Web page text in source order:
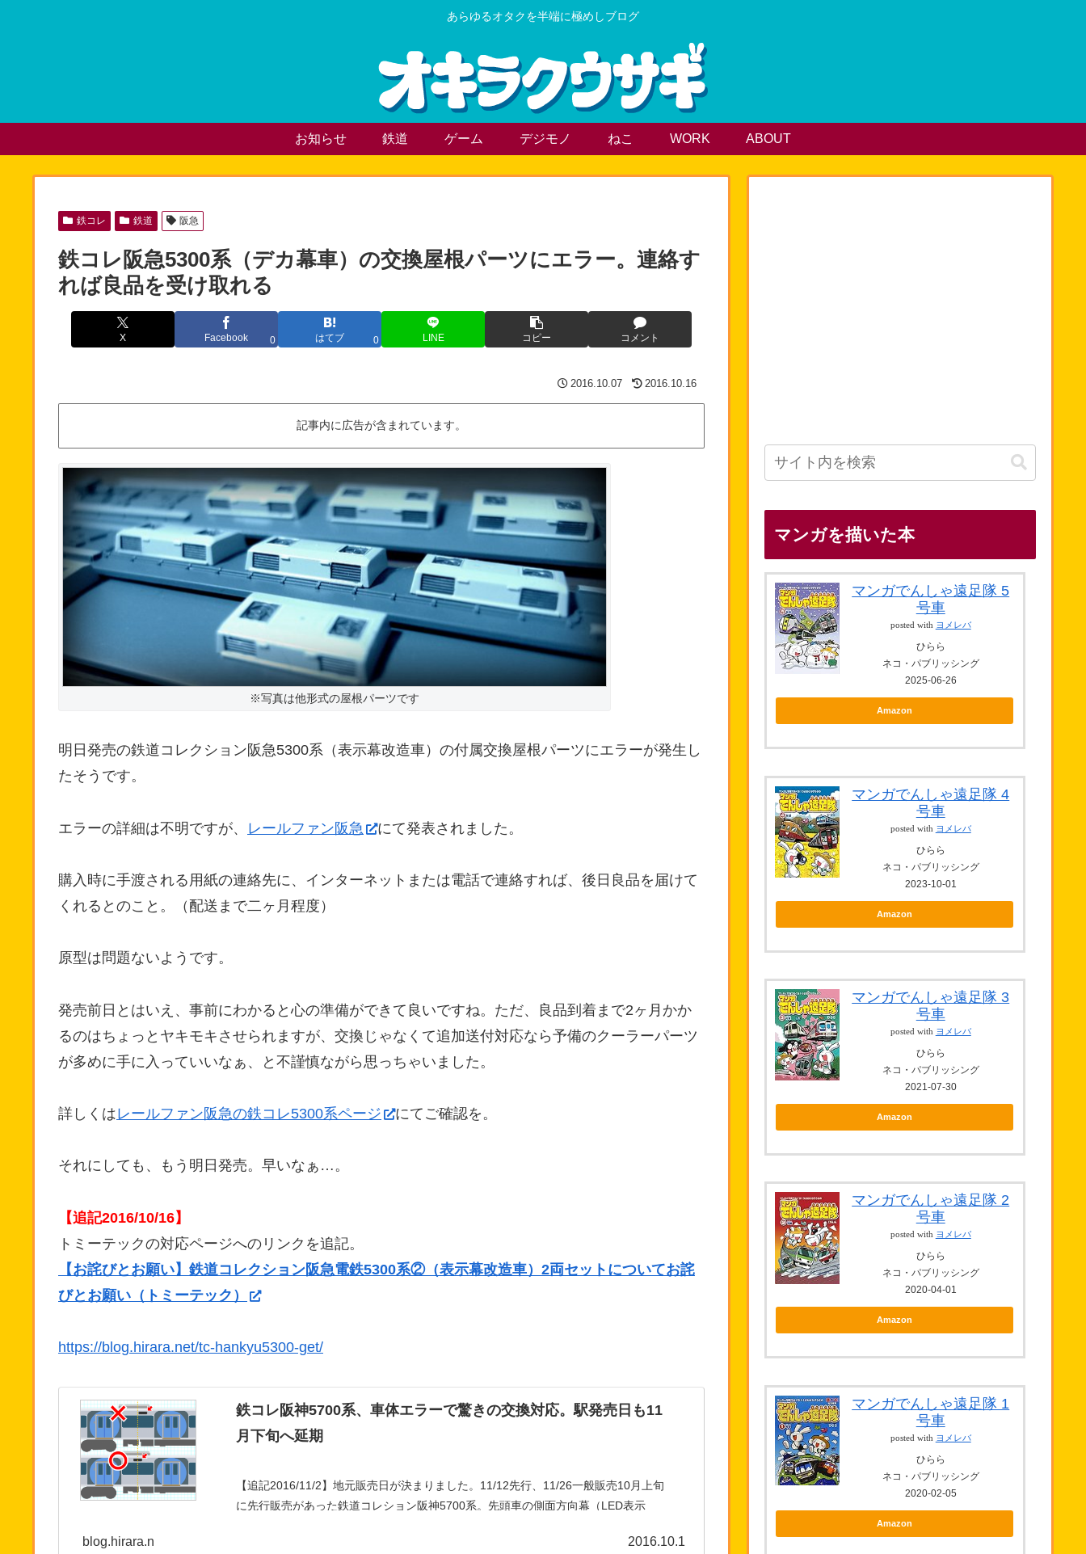
あらゆるオタクを半端に極めしブログ
お知らせ 鉄道 ゲーム デジモノ ねこ WORK ABOUT
鉄コレ 鉄道 阪急
鉄コレ阪急5300系（デカ幕車）の交換屋根パーツにエラー。連絡す
れば良品を受け取れる
X Facebook 0 はてブ 0 LINE コピー コメント
2016.10.07 2016.10.16
記事内に広告が含まれています。
※写真は他形式の屋根パーツです
明日発売の鉄道コレクション阪急5300系（表示幕改造車）の付属交換屋根パーツにエラーが発生し
たそうです。
エラーの詳細は不明ですが、 レールファン阪急 にて発表されました。
購入時に手渡される用紙の連絡先に、インターネットまたは電話で連絡すれば、後日良品を届けて
くれるとのこと。（配送まで二ヶ月程度）
原型は問題ないようです。
発売前日とはいえ、事前にわかると心の準備ができて良いですね。ただ、良品到着まで2ヶ月かか
るのはちょっとヤキモキさせられますが、交換じゃなくて追加送付対応なら予備のクーラーパーツ
が多めに手に入っていいなぁ、と不謹慎ながら思っちゃいました。
詳しくはレールファン阪急の鉄コレ5300系ページ にてご確認を。
それにしても、もう明日発売。早いなぁ…。
【追記2016/10/16】
トミーテックの対応ページへのリンクを追記。
【お詫びとお願い】鉄道コレクション阪急電鉄5300系②（表示幕改造車）2両セットについてお詫
びとお願い（トミーテック）
https://blog.hirara.net/tc-hankyu5300-get/
鉄コレ阪神5700系、車体エラーで驚きの交換対応。駅発売日も11
月下旬へ延期
【追記2016/11/2】地元販売日が決まりました。11/12先行、11/26一般販売10月上旬
に先行販売があった鉄道コレション阪神5700系。先頭車の側面方向幕（LED表示
blog.hirara.n
2016.10.1
マンガを描いた本
マンガでんしゃ遠足隊 5
号車
posted with ヨメレバ
ひらら
ネコ・パブリッシング
2025-06-26
Amazon
マンガでんしゃ遠足隊 4
号車
posted with ヨメレバ
ひらら
ネコ・パブリッシング
2023-10-01
Amazon
マンガでんしゃ遠足隊 3
号車
posted with ヨメレバ
ひらら
ネコ・パブリッシング
2021-07-30
Amazon
マンガでんしゃ遠足隊 2
号車
posted with ヨメレバ
ひらら
ネコ・パブリッシング
2020-04-01
Amazon
マンガでんしゃ遠足隊 1
号車
posted with ヨメレバ
ひらら
ネコ・パブリッシング
2020-02-05
Amazon